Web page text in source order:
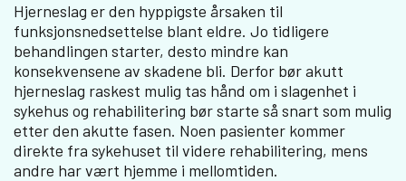
Hjerneslag er den hyppigste årsaken til
funksjonsnedsettelse blant eldre. Jo tidligere
behandlingen starter, desto mindre kan
konsekvensene av skadene bli. Derfor bør akutt
hjerneslag raskest mulig tas hånd om i slagenhet i
sykehus og rehabilitering bør starte så snart som mulig
etter den akutte fasen. Noen pasienter kommer
direkte fra sykehuset til videre rehabilitering, mens
andre har vært hjemme i mellomtiden.